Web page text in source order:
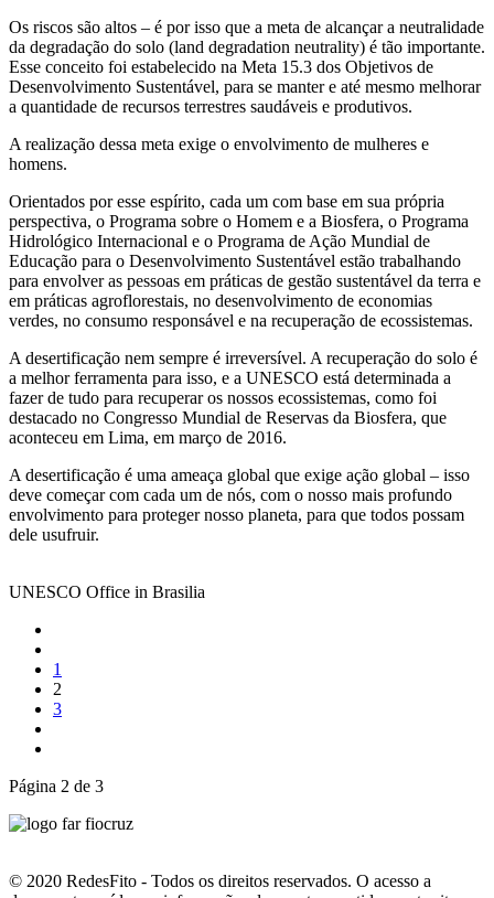
Os riscos são altos – é por isso que a meta de alcançar a neutralidade
da degradação do solo (land degradation neutrality) é tão importante.
Esse conceito foi estabelecido na Meta 15.3 dos Objetivos de
Desenvolvimento Sustentável, para se manter e até mesmo melhorar
a quantidade de recursos terrestres saudáveis e produtivos.
A realização dessa meta exige o envolvimento de mulheres e
homens.
Orientados por esse espírito, cada um com base em sua própria
perspectiva, o Programa sobre o Homem e a Biosfera, o Programa
Hidrológico Internacional e o Programa de Ação Mundial de
Educação para o Desenvolvimento Sustentável estão trabalhando
para envolver as pessoas em práticas de gestão sustentável da terra e
em práticas agroflorestais, no desenvolvimento de economias
verdes, no consumo responsável e na recuperação de ecossistemas.
A desertificação nem sempre é irreversível. A recuperação do solo é
a melhor ferramenta para isso, e a UNESCO está determinada a
fazer de tudo para recuperar os nossos ecossistemas, como foi
destacado no Congresso Mundial de Reservas da Biosfera, que
aconteceu em Lima, em março de 2016.
A desertificação é uma ameaça global que exige ação global – isso
deve começar com cada um de nós, com o nosso mais profundo
envolvimento para proteger nosso planeta, para que todos possam
dele usufruir.
UNESCO Office in Brasilia
1
2
3
Página 2 de 3
© 2020 RedesFito - Todos os direitos reservados. O acesso a